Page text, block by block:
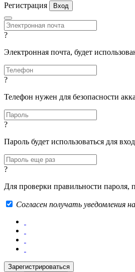
Регистрация Вход
?
Электронная почта, будет
?
Телефон нужен для безопасности
?
Пароль будет использоваться для
?
Для проверки правильности пароля,
Согласен получать уведомления